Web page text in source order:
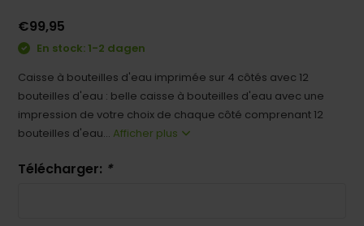
€99,95
En stock: 1-2 dagen
Caisse à bouteilles d'eau imprimée sur 4 côtés avec 12
bouteilles d'eau : belle caisse à bouteilles d'eau avec une
impression de votre choix de chaque côté comprenant 12
bouteilles d'eau... Afficher plus
Télécharger: *